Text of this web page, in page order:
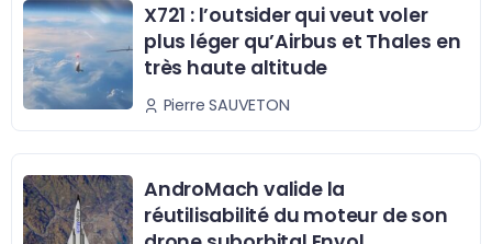
X721 : l’outsider qui veut voler
plus léger qu’Airbus et Thales en
très haute altitude
Pierre SAUVETON
AndroMach valide la
réutilisabilité du moteur de son